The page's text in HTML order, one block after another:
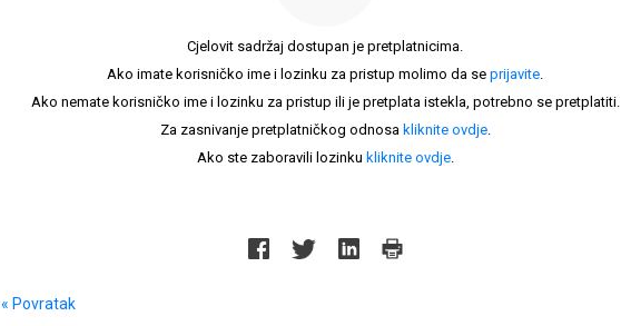
Cjelovit sadržaj dostupan je pretplatnicima.
Ako imate korisničko ime i lozinku za pristup molimo da se prijavite.
Ako nemate korisničko ime i lozinku za pristup ili je pretplata istekla, potrebno se pretplatiti.
Za zasnivanje pretplatničkog odnosa kliknite ovdje.
Ako ste zaboravili lozinku kliknite ovdje.
« Povratak